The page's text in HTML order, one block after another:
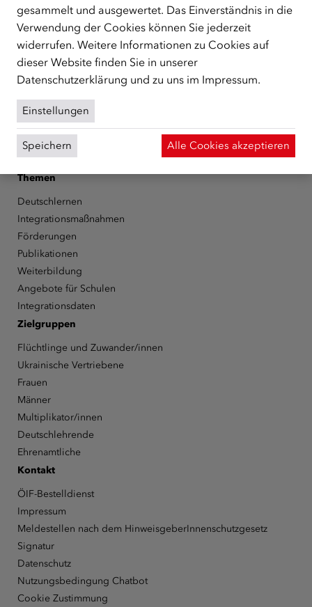
FacebookYouTubeInstagramLinkedIn
Über den ÖIF
Der Österreichische Integrationsfonds (ÖIF)
Presse
Informationen erhalten
Karriere
ÖIF-Bestelldienst
Themen
Deutschlernen
Integrationsmaßnahmen
Förderungen
Publikationen
Weiterbildung
Angebote für Schulen
Integrationsdaten
Zielgruppen
Flüchtlinge und Zuwander/innen
Ukrainische Vertriebene
Frauen
Männer
Multiplikator/innen
Deutschlehrende
Ehrenamtliche
Kontakt
ÖIF-Bestelldienst
Impressum
Meldestellen nach dem HinweisgeberInnenschutzgesetz
Signatur
Datenschutz
Nutzungsbedingung Chatbot
Cookie Zustimmung
gesammelt und ausgewertet. Das Einverständnis in die
Verwendung der Cookies können Sie jederzeit
widerrufen. Weitere Informationen zu Cookies auf
dieser Website finden Sie in unserer
Datenschutzerklärung und zu uns im Impressum.
Einstellungen
Speichern Alle Cookies akzeptieren